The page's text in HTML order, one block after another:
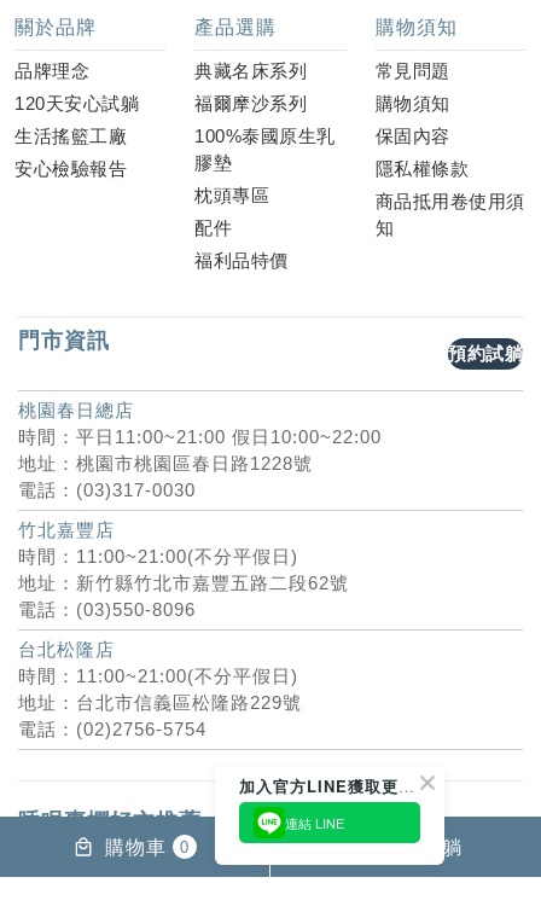
購物車 0 預約試躺
關於品牌
品牌理念
120天安心試躺
生活搖籃工廠
安心檢驗報告
產品選購
典藏名床系列
福爾摩沙系列
100%泰國原生乳
膠墊
枕頭專區
配件
福利品特價
購物須知
常見問題
購物須知
保固內容
隱私權條款
商品抵用卷使用須
知
門市資訊
預約試躺
桃園春日總店
時間：平日11:00~21:00 假日10:00~22:00
地址：桃園市桃園區春日路1228號
電話：(03)317-0030
竹北嘉豐店
時間：11:00~21:00(不分平假日)
地址：新竹縣竹北市嘉豐五路二段62號
電話：(03)550-8096
台北松隆店
時間：11:00~21:00(不分平假日)
地址：台北市信義區松隆路229號
電話：(02)2756-5754
睡眠專欄好文推薦
台北床墊｜信義區試躺免費+120天試睡超安心！
加入官方LINE獲取更多優惠
連結 LINE